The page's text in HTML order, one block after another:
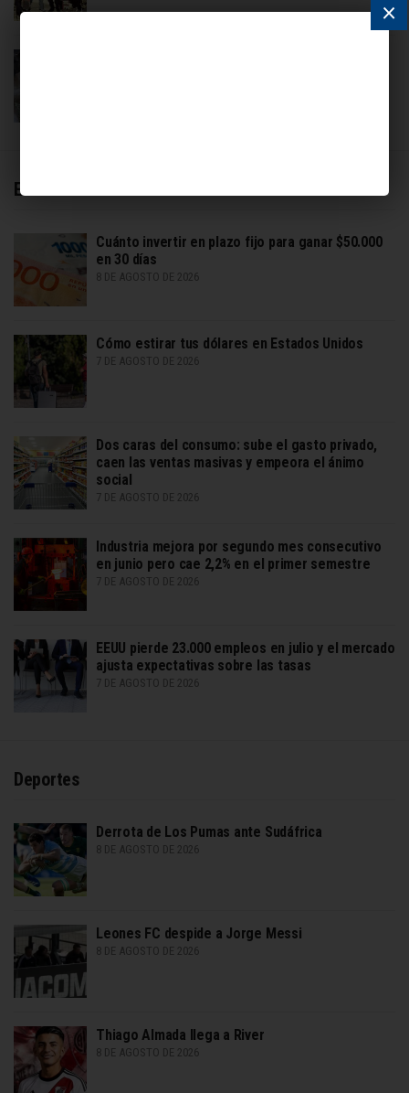
Economía
Cuánto invertir en plazo fijo para ganar $50.000
en 30 días
8 DE AGOSTO DE 2026
Cómo estirar tus dólares en Estados Unidos
7 DE AGOSTO DE 2026
Dos caras del consumo: sube el gasto privado,
caen las ventas masivas y empeora el ánimo
social
7 DE AGOSTO DE 2026
Industria mejora por segundo mes consecutivo
en junio pero cae 2,2% en el primer semestre
7 DE AGOSTO DE 2026
EEUU pierde 23.000 empleos en julio y el mercado
ajusta expectativas sobre las tasas
7 DE AGOSTO DE 2026
Deportes
Derrota de Los Pumas ante Sudáfrica
8 DE AGOSTO DE 2026
Leones FC despide a Jorge Messi
8 DE AGOSTO DE 2026
Thiago Almada llega a River
8 DE AGOSTO DE 2026
×